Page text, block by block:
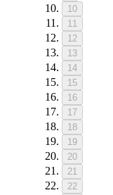
10
11
12
13
14
15
16
17
18
19
20
21
22